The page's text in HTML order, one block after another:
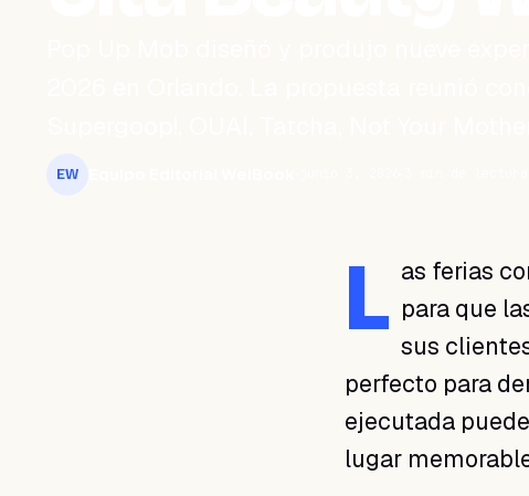
EW
L as ferias
para que
sus
perfecto para
ejecutada
lugar